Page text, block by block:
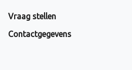
Vraag stellen
Contactgegevens